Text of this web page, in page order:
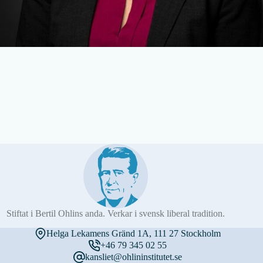
Stiftat i Bertil Ohlins anda. Verkar i svensk liberal tradition.
Helga Lekamens Gränd 1A, 111 27 Stockholm
+46 79 345 02 55
kansliet@ohlininstitutet.se